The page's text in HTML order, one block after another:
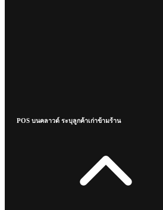
POS บนคลาวด์ ระบุลูกค้าเก่าข้ามร้าน